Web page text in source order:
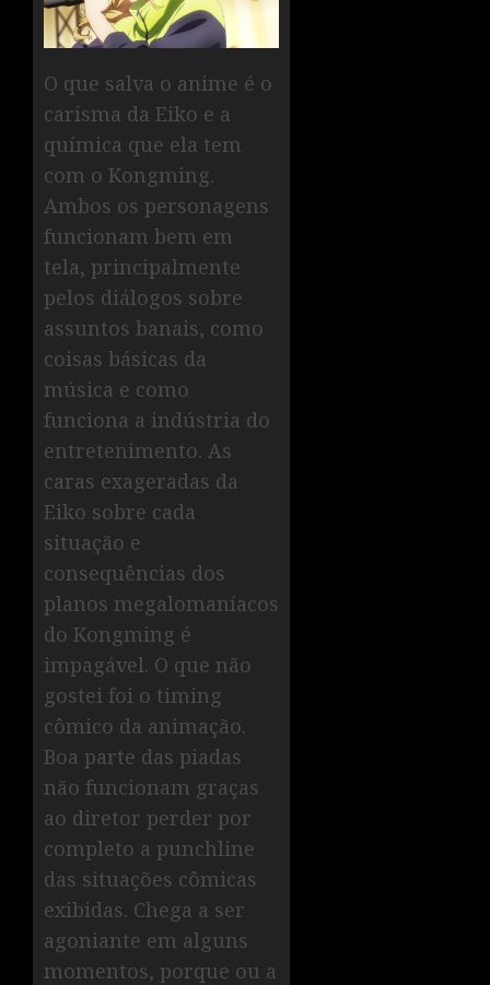
O que salva o anime é o
carisma da Eiko e a
química que ela tem
com o Kongming.
Ambos os personagens
funcionam bem em
tela, principalmente
pelos diálogos sobre
assuntos banais, como
coisas básicas da
música e como
funciona a indústria do
entretenimento. As
caras exageradas da
Eiko sobre cada
situação e
consequências dos
planos megalomaníacos
do Kongming é
impagável. O que não
gostei foi o timing
cômico da animação.
Boa parte das piadas
não funcionam graças
ao diretor perder por
completo a punchline
das situações cômicas
exibidas. Chega a ser
agoniante em alguns
momentos, porque ou a